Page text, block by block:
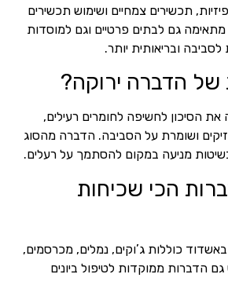
תכשירים צמחיים ושימוש תכשירים
גם לבתים פרטיים וגם למוסדות
לסביבה ובריאותית יותר.
הדברה ירוקה?
הסיכון לחשיפה לחומרים רעילים,
ושומרת על הסביבה. הדברה מהסוג
מניעה במקום להסתמך על רעלים.
הכי שכיחות
כוללות ג’וקים, נמלים, מכרסמים,
הדברות ממוקדות לטיפול ביונים